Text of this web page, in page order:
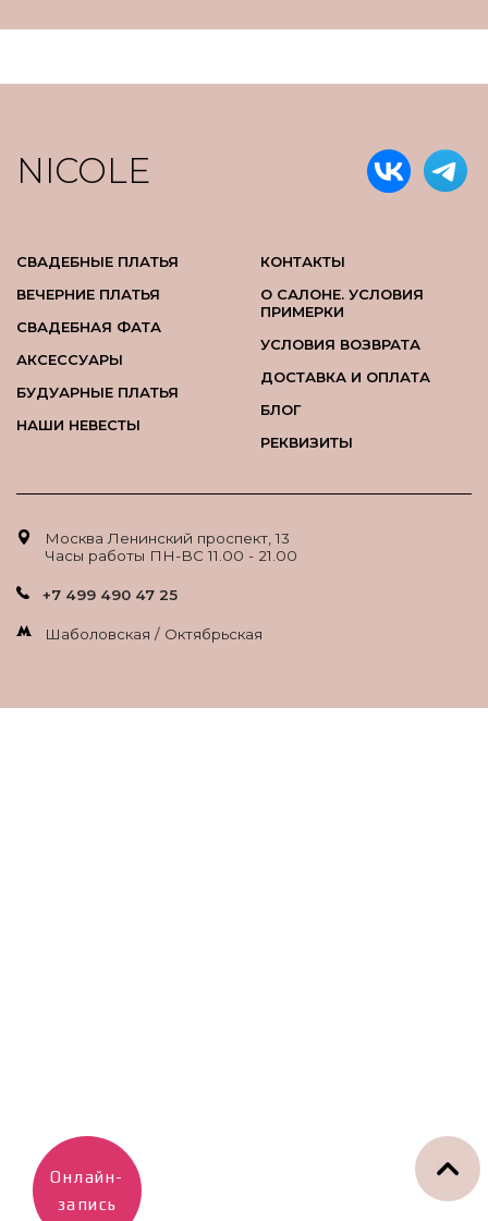
NICOLE
СВАДЕБНЫЕ ПЛАТЬЯ
ВЕЧЕРНИЕ ПЛАТЬЯ
СВАДЕБНАЯ ФАТА
АКСЕССУАРЫ
БУДУАРНЫЕ ПЛАТЬЯ
НАШИ НЕВЕСТЫ
КОНТАКТЫ
О САЛОНЕ. УСЛОВИЯ
ПРИМЕРКИ
УСЛОВИЯ ВОЗВРАТА
ДОСТАВКА И ОПЛАТА
БЛОГ
РЕКВИЗИТЫ
Москва Ленинский проспект, 13
Часы работы ПН-ВС 11.00 - 21.00
+7 499 490 47 25
Шаболовская / Октябрьская
Онлайн-
запись